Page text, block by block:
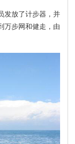
发放了计步器，并
万步网和健走，由